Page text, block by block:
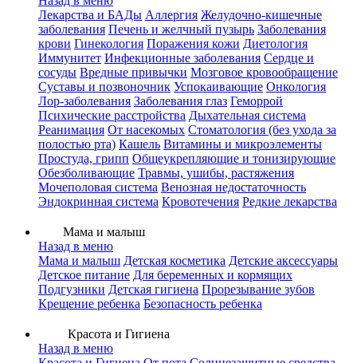
Лекарства и БАДы Аллергия Желудочно-кишечные
заболевания Печень и желчный пузырь Заболевания
крови Гинекология Поражения кожи Диетология
Иммунитет Инфекционные заболевания Сердце и
сосуды Вредные привычки Мозговое кровообращение
Суставы и позвоночник Успокаивающие Онкология
Лор-заболевания Заболевания глаз Геморрой
Психические расстройства Дыхательная система
Реанимация От насекомых Стоматология (без ухода за
полостью рта) Кашель Витамины и микроэлементы
Простуда, грипп Общеукрепляющие и тонизирующие
Обезболивающие Травмы, ушибы, растяжения
Мочеполовая система Венозная недостаточность
Эндокринная система Кровотечения Редкие лекарства
Мама и малыш
Назад в меню
Мама и малыш Детская косметика Детские аксессуары
Детское питание Для беременных и кормящих
Подгузники Детская гигиена Прорезывание зубов
Крещение ребенка Безопасность ребенка
Красота и Гигиена
Назад в меню